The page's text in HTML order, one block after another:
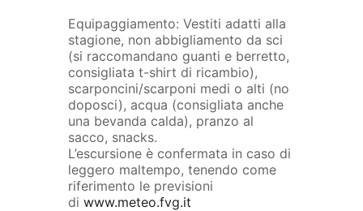
Equipaggiamento: Vestiti adatti alla
stagione, non abbigliamento da sci
(si raccomandano guanti e berretto,
consigliata t-shirt di ricambio),
scarponcini/scarponi medi o alti (no
doposci), acqua (consigliata anche
una bevanda calda), pranzo al
sacco, snacks.
L’escursione è confermata in caso di
leggero maltempo, tenendo come
riferimento le previsioni
di www.meteo.fvg.it